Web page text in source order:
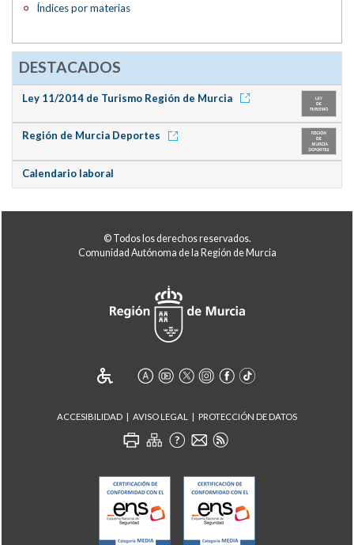
Índices por materias
DESTACADOS
Ley 11/2014 de Turismo Región de Murcia
Región de Murcia Deportes
Calendario laboral
© Todos los derechos reservados.
Comunidad Autónoma de la Región de Murcia
ACCESIBILIDAD AVISO LEGAL PROTECCIÓN DE DATOS